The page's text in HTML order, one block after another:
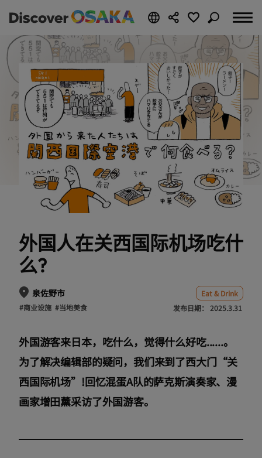
外国人在关西国际机场吃什
么?
泉佐野市
Eat & Drink
#商业设施 #当地美食 发布日期： 2025.3.31
外国游客来日本，吃什么，觉得什么好吃......。
为了解决编辑部的疑问，我们来到了西大门“关
西国际机场”!回忆混蛋A队的萨克斯演奏家、漫
画家增田薰采访了外国游客。